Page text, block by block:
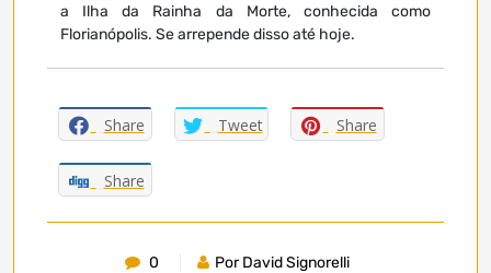
a Ilha da Rainha da Morte, conhecida como
Florianópolis. Se arrepende disso até hoje.
Share Tweet Share
Share
0
Por David Signorelli